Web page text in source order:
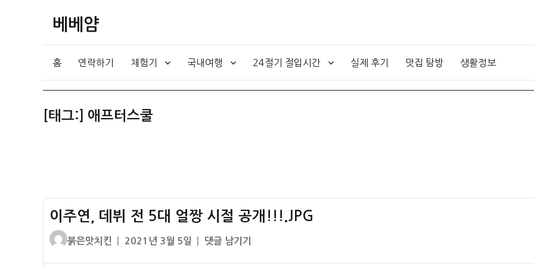
베베얌
홈 연락하기 체험기 국내여행 24절기 절입시간 실제 후기 맛집 탐방 생활정보
[태그:] 애프터스쿨
이주연, 데뷔 전 5대 얼짱 시절 공개!!!.JPG
글
붉은맛치킨
작
2021년 3월 5일
이
댓글 남기기